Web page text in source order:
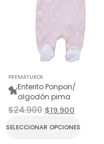
PREMATUROS
Enterito Ponpon/
algodón pima
$24.900 $19.900
SELECCIONAR OPCIONES